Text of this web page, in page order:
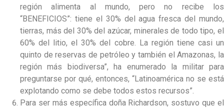
región alimenta al mundo, pero no recibe los
“BENEFICIOS”: tiene el 30% del agua fresca del mundo,
tierras, más del 30% del azúcar, minerales de todo tipo, el
60% del litio, el 30% del cobre. La región tiene casi un
quinto de reservas de petróleo y también el Amazonas, la
región más biodiversa”, ha enumerado la militar para
preguntarse por qué, entonces, “Latinoamérica no se está
explotando como se debe todos estos recursos”.
Para ser más específica doña Richardson, sostuvo que el